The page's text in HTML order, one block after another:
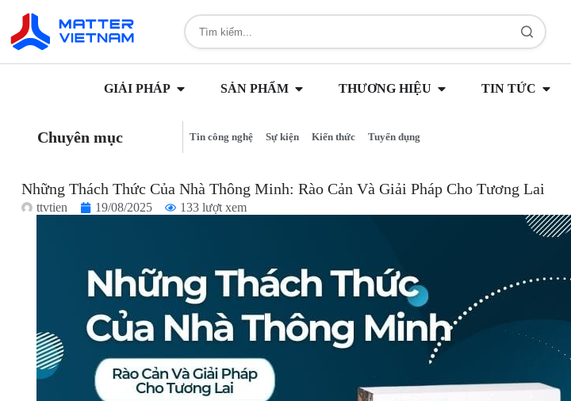
GIẢI PHÁP SẢN PHẨM THƯƠNG HIỆU TIN TỨC
Chuyên mục Tin công nghệ Sự kiện Kiến thức Tuyển dụng
Những Thách Thức Của Nhà Thông Minh: Rào Cản Và Giải Pháp Cho Tương Lai
ttvtien 19/08/2025 133 lượt xem